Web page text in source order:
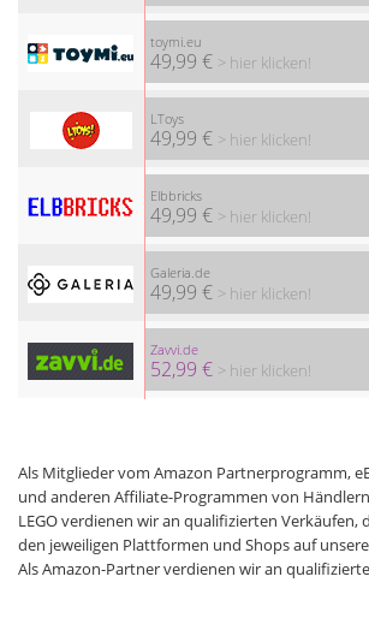
toymi.eu
49,99 € > hier klicken!
LToys
49,99 € > hier klicken!
Elbbricks
49,99 € > hier klicken!
Galeria.de
49,99 € > hier klicken!
Zavvi.de
52,99 € > hier klicken!
Als Mitglieder vom Amazon Partnerprogramm,
und anderen Affiliate-Programmen von
LEGO verdienen wir an qualifizierten Verkäufen,
den jeweiligen Plattformen und Shops auf
Als Amazon-Partner verdienen wir an